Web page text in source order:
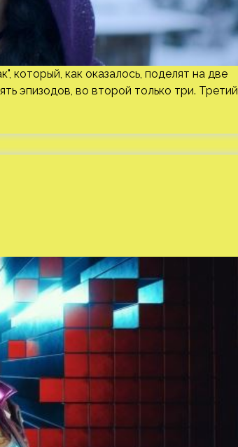
который, как оказалось, поделят на две
эпизодов, во второй только три. Третий